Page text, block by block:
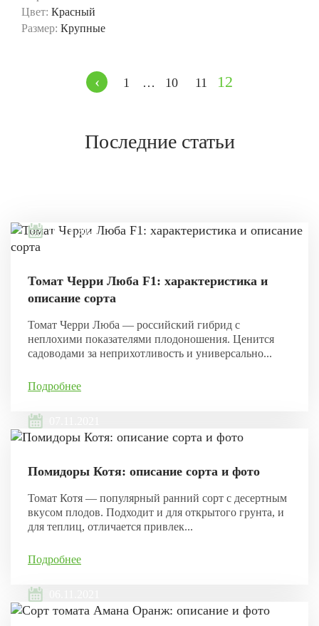
Цвет: Красный
Размер: Крупные
‹ 1 … 10 11 12
Последние статьи
08.11.2021
Томат Черри Люба F1: характеристика и
описание сорта
Томат Черри Люба — российский гибрид с
неплохими показателями плодоношения. Ценится
садоводами за неприхотливость и универсально...
Подробнее
Помидоры Котя: описание сорта и фото
Томат Котя — популярный ранний сорт с десертным
вкусом плодов. Подходит и для открытого грунта, и
для теплиц, отличается привлек...
Подробнее